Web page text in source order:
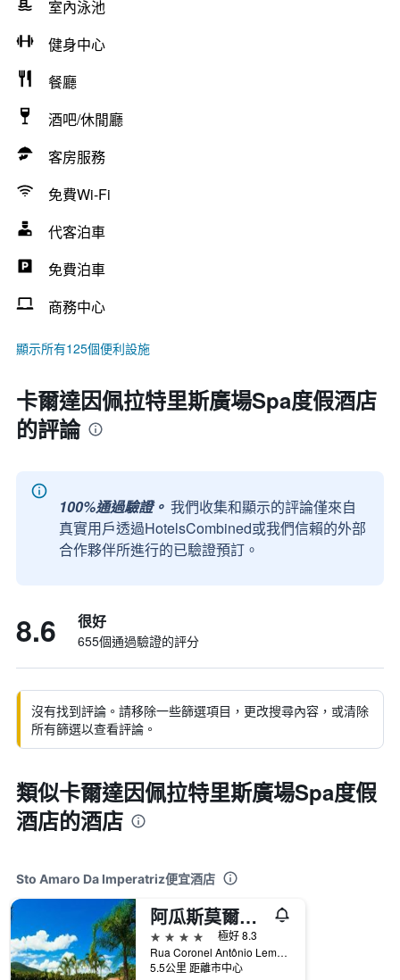
室內泳池
健身中心
餐廳
酒吧/休閒廳
客房服務
免費Wi-Fi
代客泊車
免費泊車
商務中心
顯示所有125個便利設施
卡爾達因佩拉特里斯廣場Spa度假酒店
的評論
100%通過驗證。 我們收集和顯示的評論僅來自
真實用戶透過HotelsCombined或我們信賴的外部
合作夥伴所進行的已驗證預訂。
8.6 很好
655個通過驗證的評分
沒有找到評論。請移除一些篩選項目，更改搜尋內容，或清除
所有篩選以查看評論。
類似卡爾達因佩拉特里斯廣場Spa度假
酒店的酒店
Sto Amaro Da Imperatriz便宜酒店
阿瓜斯莫爾納斯宮飯店
4星級
極好 8.3
Rua Coronel Antônio Lemkuhl, 2487, Sto Amaro Da Imperatriz, 巴西
5.5公里 距離市中心